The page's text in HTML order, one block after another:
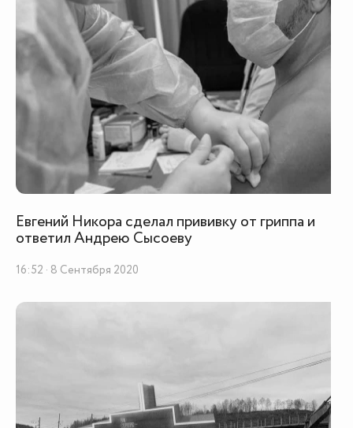
Евгений Никора сделал прививку от гриппа и
ответил Андрею Сысоеву
16:52 · 8 Сентября 2020